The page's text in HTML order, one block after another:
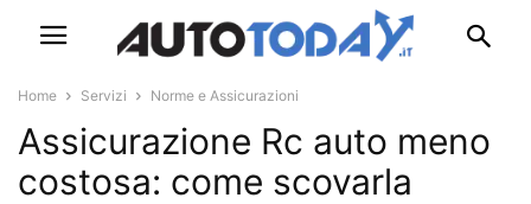
Home Servizi Norme e Assicurazioni
Assicurazione Rc auto meno
costosa: come scovarla